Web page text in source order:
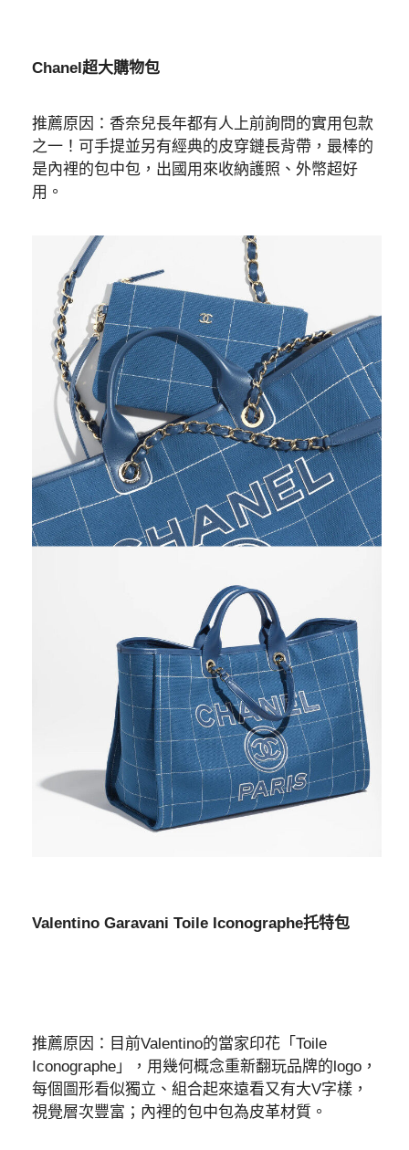
Chanel超大購物包
推薦原因：香奈兒長年都有人上前詢問的實用包款
之一！可手提並另有經典的皮穿鏈長背帶，最棒的
是內裡的包中包，出國用來收納護照、外幣超好
用。
Valentino Garavani Toile Iconographe托特包
推薦原因：目前Valentino的當家印花「Toile
Iconographe」，用幾何概念重新翻玩品牌的logo，
每個圖形看似獨立、組合起來遠看又有大V字樣，
視覺層次豐富；內裡的包中包為皮革材質。